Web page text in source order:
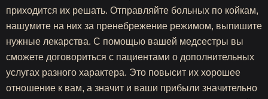
приходится их решать. Отправляйте больных по койкам,
нашумите на них за пренебрежение режимом, выпишите
нужные лекарства. С помощью вашей медсестры вы
сможете договориться с пациентами о дополнительных
услугах разного характера. Это повысит их хорошее
отношение к вам, а значит и ваши прибыли значительно